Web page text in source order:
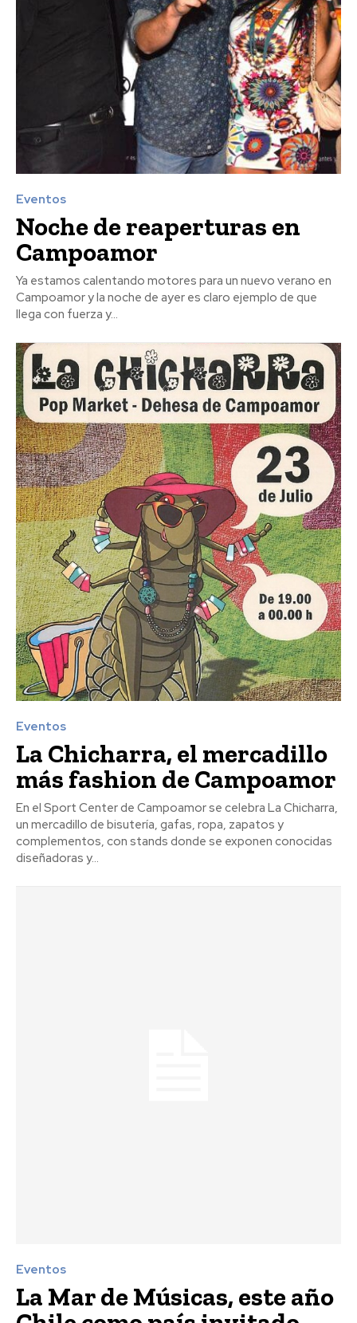
Eventos
Noche de reaperturas en
Campoamor
Ya estamos calentando motores para un nuevo verano en
Campoamor y la noche de ayer es claro ejemplo de que
llega con fuerza y...
Eventos
La Chicharra, el mercadillo
más fashion de Campoamor
En el Sport Center de Campoamor se celebra La Chicharra,
un mercadillo de bisutería, gafas, ropa, zapatos y
complementos, con stands donde se exponen conocidas
diseñadoras y...
Eventos
La Mar de Músicas, este año